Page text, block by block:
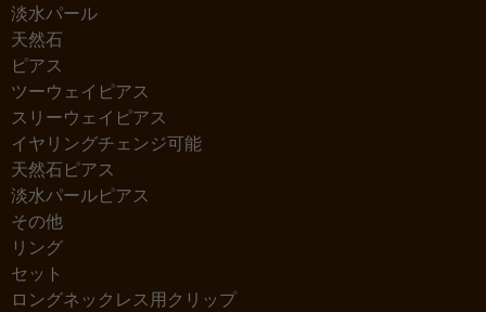
淡水パール
天然石
ピアス
ツーウェイピアス
スリーウェイピアス
イヤリングチェンジ可能
天然石ピアス
淡水パールピアス
その他
リング
セット
ロングネックレス用クリップ